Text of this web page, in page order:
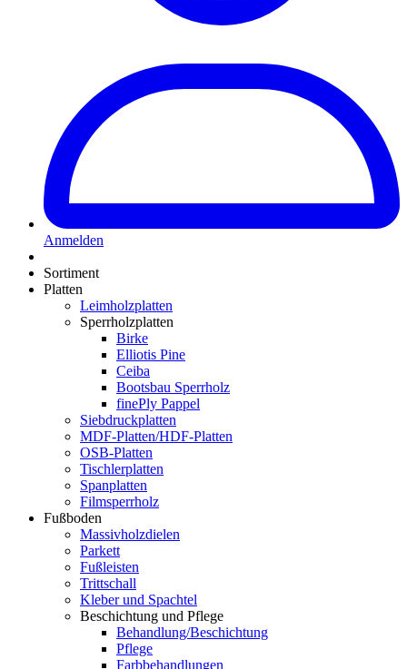
Anmelden
Sortiment
Platten
Leimholzplatten
Sperrholzplatten
Birke
Elliotis Pine
Ceiba
Bootsbau Sperrholz
finePly Pappel
Siebdruckplatten
MDF-Platten/HDF-Platten
OSB-Platten
Tischlerplatten
Spanplatten
Filmsperrholz
Fußboden
Massivholzdielen
Parkett
Fußleisten
Trittschall
Kleber und Spachtel
Beschichtung und Pflege
Behandlung/Beschichtung
Pflege
Farbbehandlungen